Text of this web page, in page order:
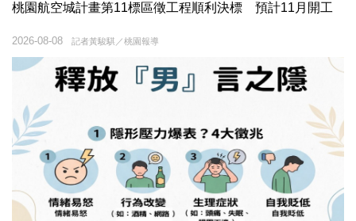
桃園航空城計畫第11標區徵工程順利決標 預計11月開工
記者黃駿騏／桃園報導
2026-08-08